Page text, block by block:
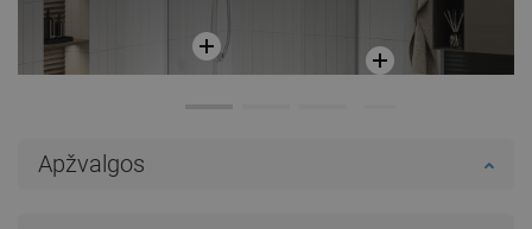
Apžvalgos